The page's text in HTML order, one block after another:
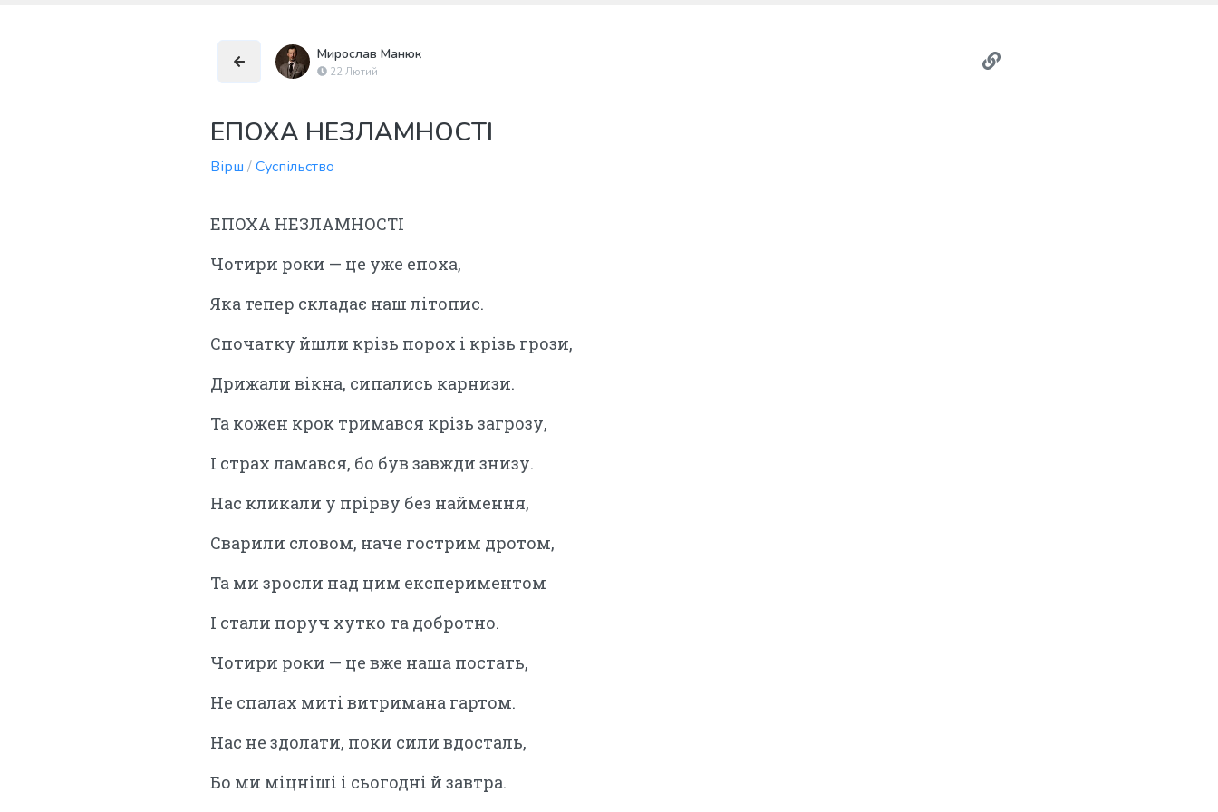
Мирослав Манюк
22 Лютий
ЕПОХА НЕЗЛАМНОСТІ
Вірш /Суспільство
ЕПОХА НЕЗЛАМНОСТІ
Чотири роки — це уже епоха,
Яка тепер складає наш літопис.
Спочатку йшли крізь порох і крізь грози,
Дрижали вікна, сипались карнизи.
Та кожен крок тримався крізь загрозу,
І страх ламався, бо був завжди знизу.
Нас кликали у прірву без наймення,
Сварили словом, наче гострим дротом,
Та ми зросли над цим експериментом
І стали поруч хутко та добротно.
Чотири роки — це вже наша постать,
Не спалах миті витримана гартом.
Нас не здолати, поки сили вдосталь,
Бо ми міцніші і сьогодні й завтра.